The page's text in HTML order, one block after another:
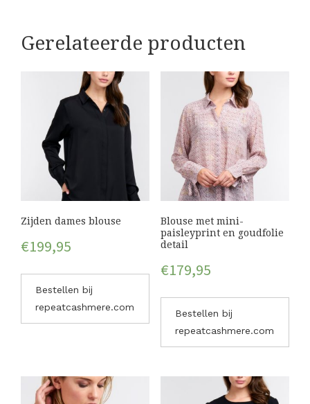
Gerelateerde producten
Zijden dames blouse
€199,95
Bestellen bij
repeatcashmere.com
Blouse met mini-
paisleyprint en goudfolie
detail
€179,95
Bestellen bij
repeatcashmere.com